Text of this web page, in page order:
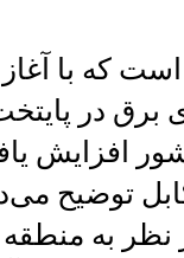
است که با
برق در
افزایش
توضیح
نظر به منطقه